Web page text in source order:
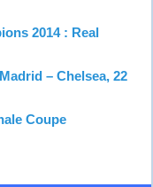
2014 : Real
– Chelsea, 22
Coupe